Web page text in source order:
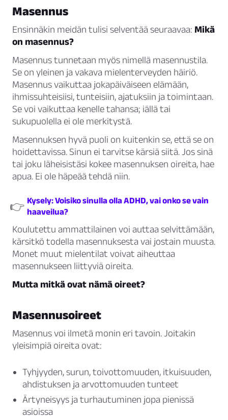
Masennus
Ensinnäkin meidän tulisi selventää seuraavaa: Mikä
on masennus?
Masennus tunnetaan myös nimellä masennustila.
Se on yleinen ja vakava mielenterveyden häiriö.
Masennus vaikuttaa jokapäiväiseen elämään,
ihmissuhteisiisi, tunteisiin, ajatuksiin ja toimintaan.
Se voi vaikuttaa kenelle tahansa; iällä tai
sukupuolella ei ole merkitystä.
Masennuksen hyvä puoli on kuitenkin se, että se on
hoidettavissa. Sinun ei tarvitse kärsiä siitä. Jos sinä
tai joku läheisistäsi kokee masennuksen oireita, hae
apua. Ei ole häpeää tehdä niin.
👉 Kysely: Voisiko sinulla olla ADHD, vai onko se vain
haaveilua?
Koulutettu ammattilainen voi auttaa selvittämään,
kärsitkö todella masennuksesta vai jostain muusta.
Monet muut mielentilat voivat aiheuttaa
masennukseen liittyviä oireita.
Mutta mitkä ovat nämä oireet?
Masennusoireet
Masennus voi ilmetä monin eri tavoin. Joitakin
yleisimpiä oireita ovat:
Tyhjyyden, surun, toivottomuuden, itkuisuuden,
ahdistuksen ja arvottomuuden tunteet
Ärtyneisyys ja turhautuminen jopa pienissä
asioissa